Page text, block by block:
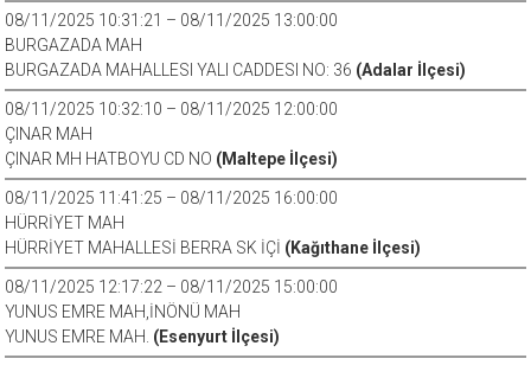
08/11/2025 10:31:21 – 08/11/2025 13:00:00
BURGAZADA MAH
BURGAZADA MAHALLESI YALI CADDESI NO: 36 (Adalar İlçesi)
08/11/2025 10:32:10 – 08/11/2025 12:00:00
ÇINAR MAH
ÇINAR MH HATBOYU CD NO (Maltepe İlçesi)
08/11/2025 11:41:25 – 08/11/2025 16:00:00
HÜRRİYET MAH
HÜRRİYET MAHALLESİ BERRA SK İÇİ (Kağıthane İlçesi)
08/11/2025 12:17:22 – 08/11/2025 15:00:00
YUNUS EMRE MAH,İNÖNÜ MAH
YUNUS EMRE MAH. (Esenyurt İlçesi)